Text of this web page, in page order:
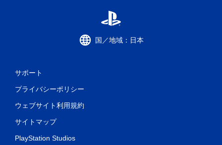
国／地域：日本
サポート
プライバシーポリシー
ウェブサイト利用規約
サイトマップ
PlayStation Studios